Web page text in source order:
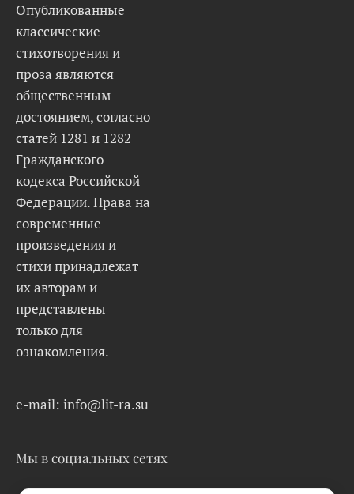
Опубликованные
классические
стихотворения и
проза являются
общественным
достоянием, согласно
статей 1281 и 1282
Гражданского
кодекса Российской
Федерации. Права на
современные
произведения и
стихи принадлежат
их авторам и
представлены
только для
ознакомления.
e-mail: info@lit-ra.su
Мы в социальных сетях